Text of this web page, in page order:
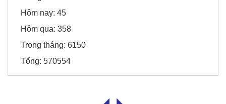
Hôm nay: 45
Hôm qua: 358
Trong tháng: 6150
Tổng: 570554